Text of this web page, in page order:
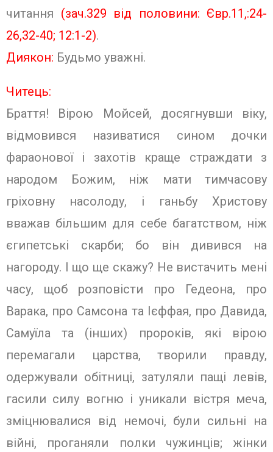
читання (зач.329 від половини: Євр.11,:24-
26,32-40; 12:1-2).
Диякон: Будьмо уважні.
Читець:
Браття! Вірою Мойсей, досягнувши віку,
відмовився називатися сином дочки
фараонової і захотів краще страждати з
народом Божим, ніж мати тимчасову
гріховну насолоду, і ганьбу Христову
вважав більшим для себе багатством, ніж
єгипетські скарби; бо він дивився на
нагороду. І що ще скажу? Не вистачить мені
часу, щоб розповісти про Гедеона, про
Варака, про Самсона та Ієффая, про Давида,
Самуїла та (інших) пророків, які вірою
перемагали царства, творили правду,
одержували обітниці, затуляли пащі левів,
гасили силу вогню і уникали вістря меча,
зміцнювалися від немочі, були сильні на
війні, проганяли полки чужинців; жінки